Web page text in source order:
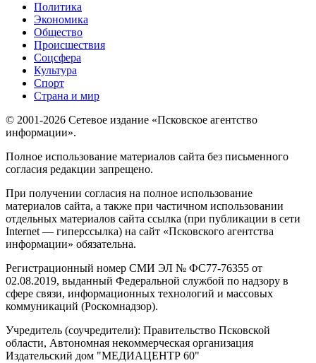
Политика
Экономика
Общество
Происшествия
Соцсфера
Культура
Спорт
Страна и мир
© 2001-2026 Сетевое издание «Псковское агентство
информации».
Полное использование материалов сайта без письменного
согласия редакции запрещено.
При получении согласия на полное использование
материалов сайта, а также при частичном использовании
отдельных материалов сайта ссылка (при публикации в сети
Internet — гиперссылка) на сайт «Псковского агентства
информации» обязательна.
Регистрационный номер СМИ ЭЛ № ФС77-76355 от
02.08.2019, выданный Федеральной службой по надзору в
сфере связи, информационных технологий и массовых
коммуникаций (Роскомнадзор).
Учредитель (соучредители): Правительство Псковской
области, Автономная некоммерческая организация
Издательский дом "МЕДИАЦЕНТР 60"